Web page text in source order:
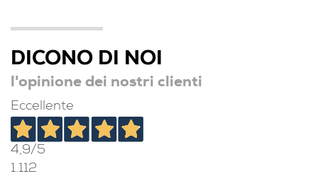
DICONO DI NOI
l'opinione dei nostri clienti
Eccellente
4,9/5
1.112